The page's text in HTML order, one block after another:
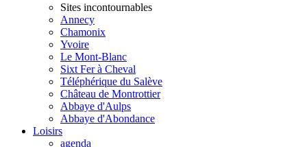
Sites incontournables
Annecy
Chamonix
Yvoire
Le Mont-Blanc
Sixt Fer à Cheval
Téléphérique du Salève
Château de Montrottier
Abbaye d'Aulps
Abbaye d'Abondance
Loisirs
agenda